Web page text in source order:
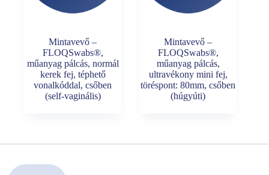
Mintavevő –
FLOQSwabs®,
műanyag pálcás, normál
kerek fej, téphető
vonalkóddal, csőben
(self-vaginális)
Mintavevő –
FLOQSwabs®,
műanyag pálcás,
ultravékony mini fej,
töréspont: 80mm, csőben
(húgyúti)